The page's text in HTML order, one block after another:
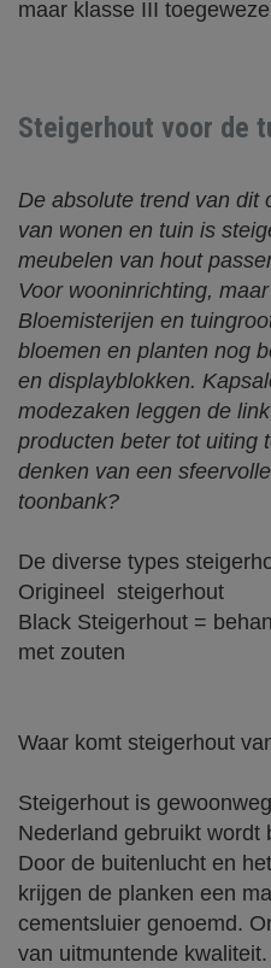
maar klasse III
Steigerhout voor de
De absolute trend van dit
van wonen en tuin is
meubelen van hout
Voor wooninrichting,
Bloemisterijen en
bloemen en planten nog
en displayblokken.
modezaken leggen de
producten beter tot uiting
denken van een
toonbank?
De diverse types
Origineel steigerhout
Black Steigerhout =
met zouten
Waar komt steigerhout
Steigerhout is
Nederland gebruikt wordt
Door de buitenlucht en
krijgen de planken een
cementsluier genoemd.
van uitmuntende